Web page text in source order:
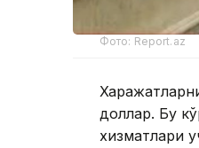
Фото: Report.az
доллар. Бу
хизматлари